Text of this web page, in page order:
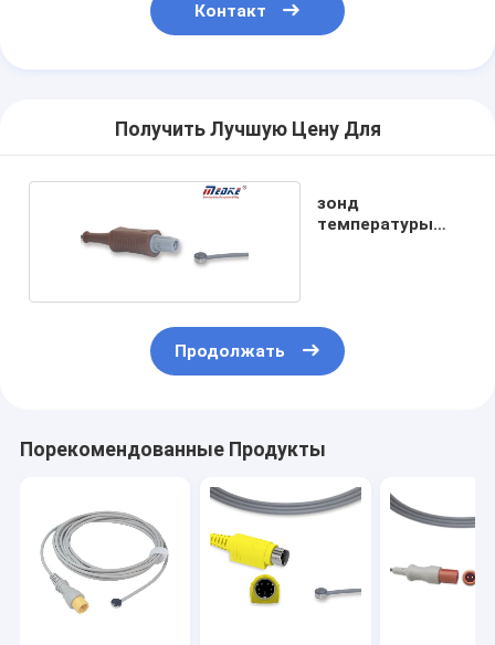
Контакт
Получить Лучшую Цену Для
зонд
температуры
Продолжать
Порекомендованные Продукты